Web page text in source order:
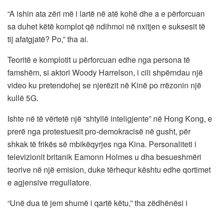
“A ishin ata zëri më i lartë në atë kohë dhe a e përforcuan
sa duhet këtë komplot që ndihmoi në nxitjen e suksesit të
tij afatgjatë? Po,” tha ai.
Teoritë e komplotit u përforcuan edhe nga persona të
famshëm, si aktori Woody Harrelson, i cili shpërndau një
video ku pretendohej se njerëzit në Kinë po rrëzonin një
kullë 5G.
Ishte në të vërtetë një “shtyllë inteligjente” në Hong Kong, e
prerë nga protestuesit pro-demokracisë në gusht, për
shkak të frikës së mbikëqyrjes nga Kina. Personaliteti i
televizionit britanik Eamonn Holmes u dha besueshmëri
teorive në një emision, duke tërhequr kështu edhe qortimet
e agjensive rregullatore.
“Unë dua të jem shumë i qartë këtu,” tha zëdhënësi i